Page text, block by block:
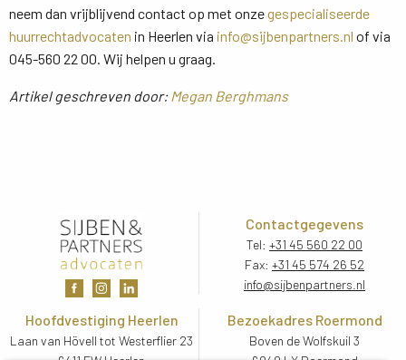
neem dan vrijblijvend contact op met onzegespecialiseerde
huurrechtadvocaten in Heerlen via info@sijbenpartners.nl of via
045-560 22 00. Wij helpen u graag.
Artikel geschreven door:Megan Berghmans
Contactgegevens
Tel: +31 45 560 22 00
Fax: +31 45 574 26 52
info@sijbenpartners.nl
Hoofdvestiging Heerlen
Laan van Hövell tot Westerflier 23
Bezoekadres Roermond
Boven de Wolfskuil 3